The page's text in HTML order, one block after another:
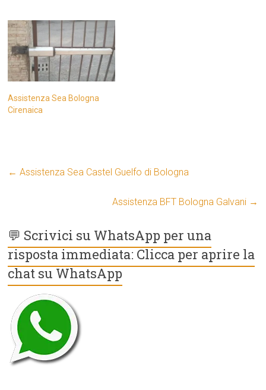
Assistenza Sea Bologna
Cirenaica
← Assistenza Sea Castel Guelfo di Bologna
Assistenza BFT Bologna Galvani →
💬 Scrivici su WhatsApp per una
risposta immediata: Clicca per aprire la
chat su WhatsApp